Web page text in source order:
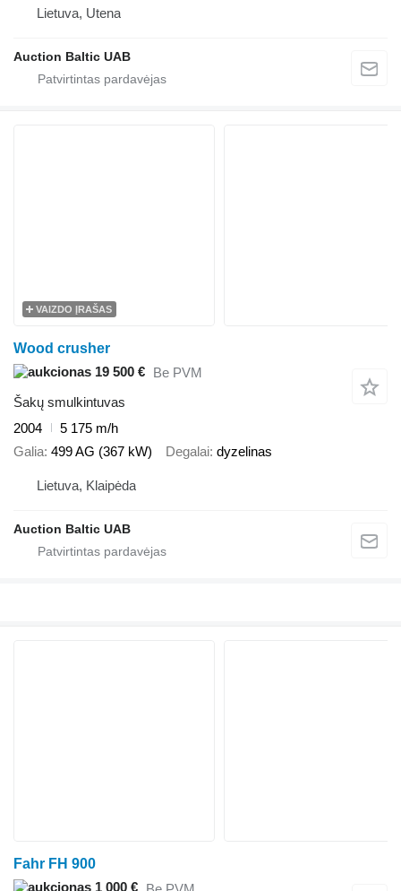
Lietuva, Utena
Auction Baltic UAB
VAIZDO ĮRAŠAS
Wood crusher
19 500 € Be PVM
Šakų smulkintuvas
2004
5 175 m/h
Galia 499 AG (367 kW) Degalai dyzelinas
Lietuva, Klaipėda
Auction Baltic UAB
Fahr FH 900
1 000 €